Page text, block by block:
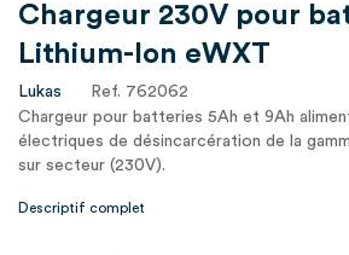
Chargeur 230V pour
Lithium-Ion eWXT
Lukas
Ref. 762062
Chargeur pour batteries 5Ah et 9Ah
électriques de désincarcération de la
sur secteur (230V).
Descriptif complet